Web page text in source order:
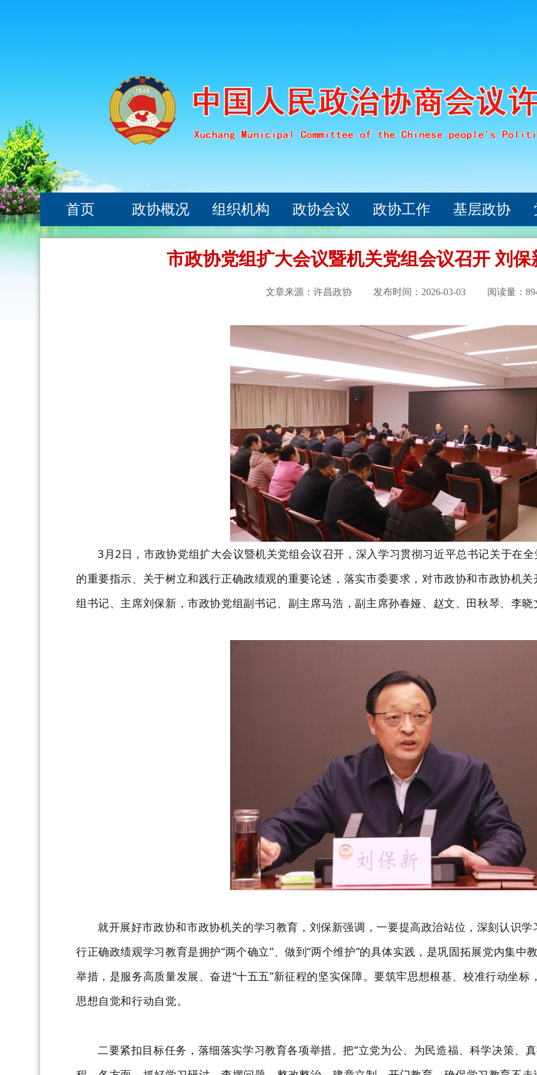
首页 政协概况 组织机构 政协会议 政协工作 基层政协
市政协党组扩大会议暨机关党组会议召开 刘
文章来源：许昌政协 发布时间： 2026-03-03 阅读量：
3月2日，市政协党组扩大会议暨机关党组会议召开，深入学习贯彻习近平总书记关于在
的重要指示、关于树立和践行正确政绩观的重要论述，落实市委要求，对市政协和市政协机
组书记、主席刘保新，市政协党组副书记、副主席马浩，副主席孙春娅、赵文、田秋琴、李
就开展好市政协和市政协机关的学习教育，刘保新强调，一要提高政治站位，深刻认识
行正确政绩观学习教育是拥护“两个确立”、做到“两个维护”的具体实践，是巩固拓展党内集
举措，是服务高质量发展、奋进“十五五”新征程的坚实保障。要筑牢思想根基、校准行动坐
思想自觉和行动自觉。
二要紧扣目标任务，落细落实学习教育各项举措。把“立党为公、为民造福、科学决策、